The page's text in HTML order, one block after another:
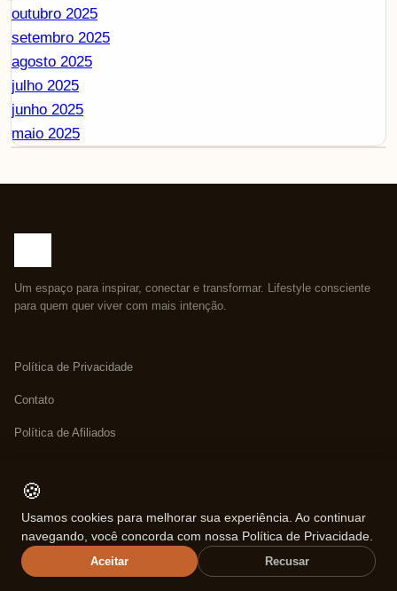
outubro 2025
setembro 2025
agosto 2025
julho 2025
junho 2025
maio 2025
Um espaço para inspirar, conectar e transformar. Lifestyle consciente
para quem quer viver com mais intenção.
Política de Privacidade
Contato
Política de Afiliados
Sobre Nós
Termos de Uso
🍪
Usamos cookies para melhorar sua experiência. Ao continuar
navegando, você concorda com nossa Política de Privacidade.
Aceitar Recusar